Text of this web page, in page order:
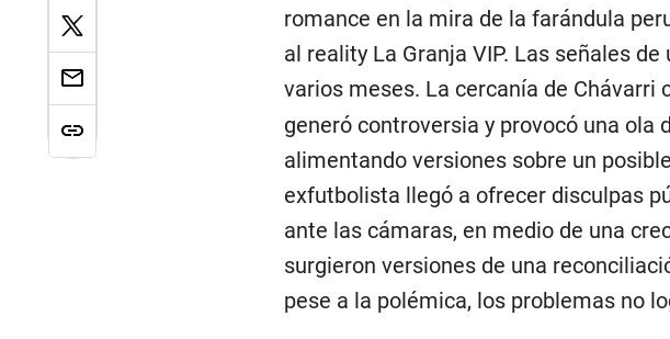
romance en la mira de la farándula
al reality La Granja VIP. Las señales
varios meses. La cercanía de Chávarri
generó controversia y provocó una ola
alimentando versiones sobre un
exfutbolista llegó a ofrecer disculpas
ante las cámaras, en medio de una
surgieron versiones de una
pese a la polémica, los problemas no